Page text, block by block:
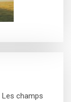
Les champs